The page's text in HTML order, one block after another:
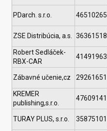
PDarch. s.r.o. 46510265
ZSE Distribúcia, a.s. 36361518
Robert Sedláček-
RBX-CAR
41491963
Zábavné učenie,cz 29261651
KREMER
publishing,s.r.o.
47609141
TURAY PLUS, s.r.o. 35875101